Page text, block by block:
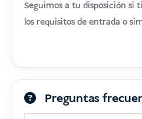
Seguimos a tu disposición si
los requisitos de entrada o
Preguntas